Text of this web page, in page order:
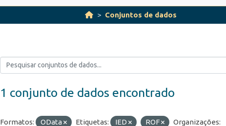
Conjuntos de dados
1 conjunto de dados encontrado
Formatos: OData Etiquetas: IED ROF
Organizações: